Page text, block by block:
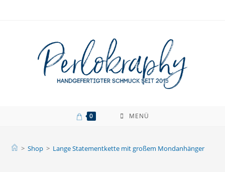
0 MENÜ
> Shop > Lange Statementkette mit großem Mondanhänger